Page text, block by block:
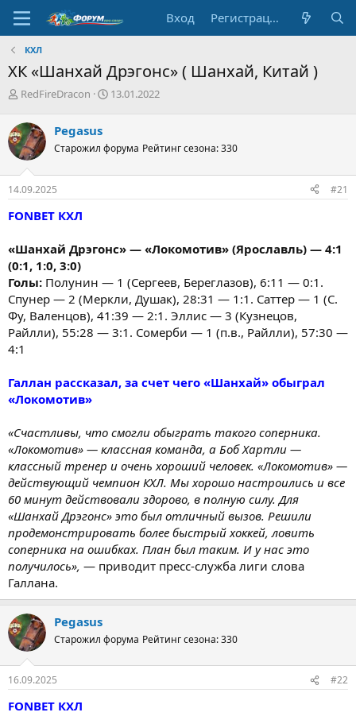
Вход Регистрация
КХЛ
ХК «Шанхай Дрэгонс» ( Шанхай, Китай )
А
т
о
р
т
е
м
RedFireDracon
Д
н
ч
13.01.2022
Pegasus
Старожил форума Рейтинг сезона: 330
14.09.2025 #21
FONBET КХЛ
«Шанхай Дрэгонс» — «Локомотив» (Ярославль) — 4:1
(0:1, 1:0, 3:0)
Голы: Полунин — 1 (Сергеев, Береглазов), 6:11 — 0:1.
Спунер — 2 (Меркли, Душак), 28:31 — 1:1. Саттер — 1 (С.
Фу, Валенцов), 41:39 — 2:1. Эллис — 3 (Кузнецов,
Райлли), 55:28 — 3:1. Сомерби — 1 (п.в., Райлли), 57:30 —
4:1
Галлан рассказал, за счет чего «Шанхай» обыграл
«Локомотив»
«Счастливы, что смогли обыграть такого соперника.
«Локомотив» — классная команда, а Боб Хартли —
классный тренер и очень хороший человек. «Локомотив» —
действующий чемпион КХЛ. Мы хорошо настроились и все
60 минут действовали здорово, в полную силу. Для
«Шанхай Дрэгонс» это был отличный вызов. Решили
продемонстрировать более быстрый хоккей, ловить
соперника на ошибках. План был таким. И у нас это
получилось», — приводит пресс-служба лиги слова
Галлана.
Pegasus
Старожил форума Рейтинг сезона: 330
16.09.2025 #22
FONBET КХЛ